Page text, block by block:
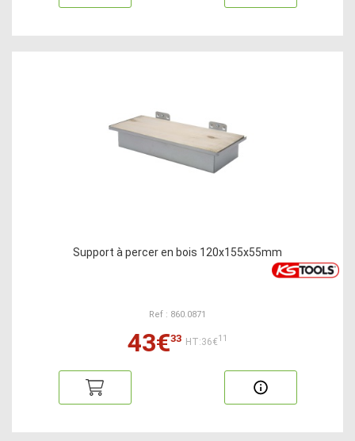
Support à percer en bois 120x155x55mm
Ref : 860.0871
43€33 HT:36€11